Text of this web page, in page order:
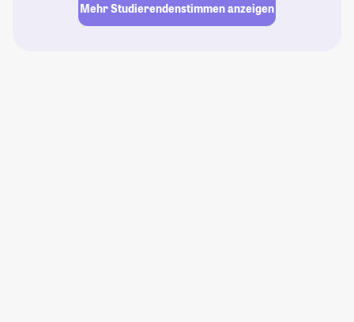
Mehr Studierendenstimmen anzeigen